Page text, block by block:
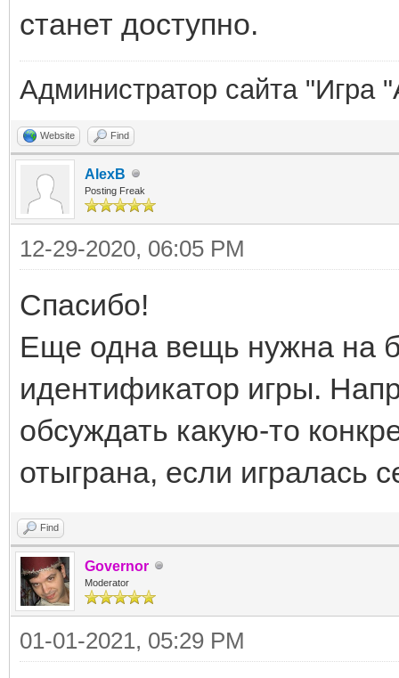
станет доступно.
Администратор сайта "Игра
Website Find
AlexB
Posting Freak
12-29-2020, 06:05 PM
Спасибо!
Еще одна вещь нужна на
идентификатор игры.
обсуждать какую-то
отыграна, если игралась
Find
Governor
Moderator
01-01-2021, 05:29 PM